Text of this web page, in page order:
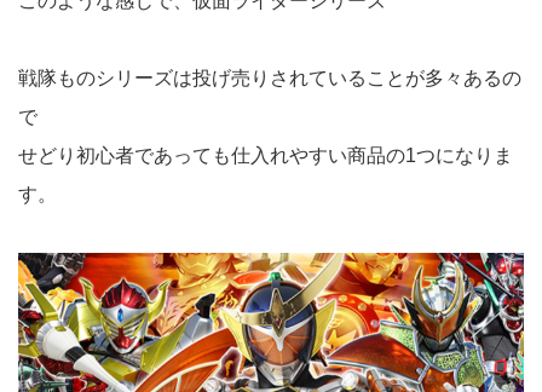
戦隊ものシリーズは投げ売りされていることが多々あるの
で
せどり初心者であっても仕入れやすい商品の1つになりま
す。